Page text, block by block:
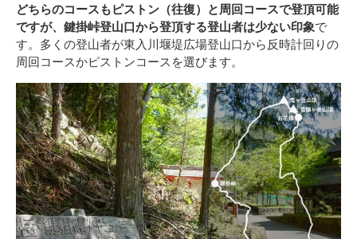
どちらのコースもピストン（往復）と周回コースで登頂可能
ですが、鍵掛峠登山口から登頂する登山者は少ない印象で
す。多くの登山者が東入川堰堤広場登山口から反時計回りの
周回コースかピストンコースを選びます。